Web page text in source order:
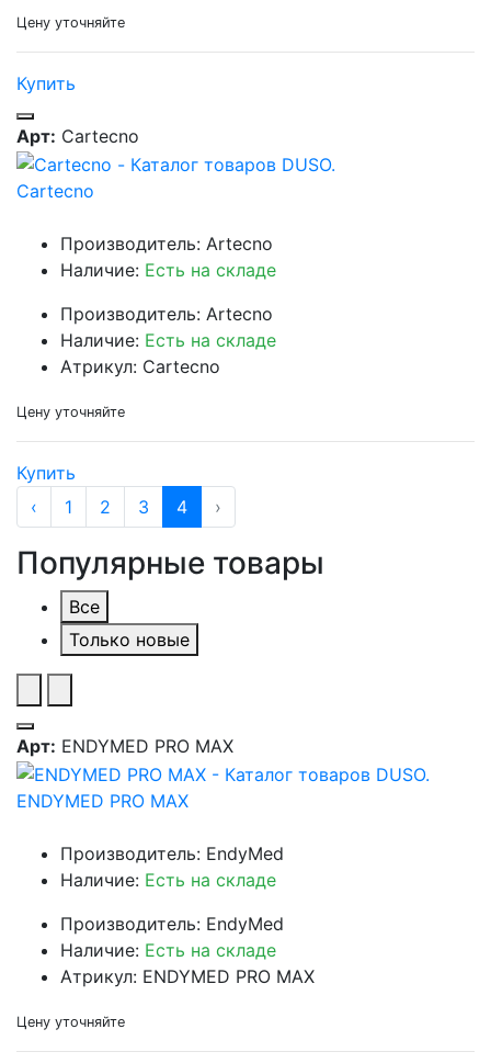
Цену уточняйте
Купить
Арт: Cartecno
Cartecno
Производитель: Artecno
Наличие: Есть на складе
Производитель: Artecno
Наличие: Есть на складе
Атрикул: Cartecno
Цену уточняйте
Купить
‹
1 2 3 4 ›
Популярные товары
Все
Только новые
Арт: ENDYMED PRO MAX
ENDYMED PRO MAX
Производитель: EndyMed
Наличие: Есть на складе
Производитель: EndyMed
Наличие: Есть на складе
Атрикул: ENDYMED PRO MAX
Цену уточняйте